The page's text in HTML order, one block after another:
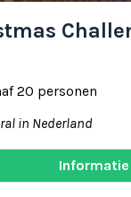
20 personen
in Nederland
Informatie